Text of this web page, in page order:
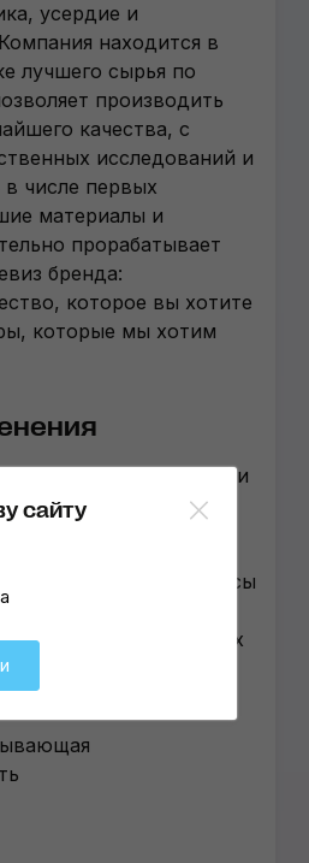
усердие и
находится в
лучшего сырья по
производить
качества, с
исследований и
в числе первых
материалы и
прорабатывает
бренда:
которое вы хотите
которые мы хотим
туннельные, мойки
полировочные боксы
боксы при
АТП, яхт-клубах
сайту